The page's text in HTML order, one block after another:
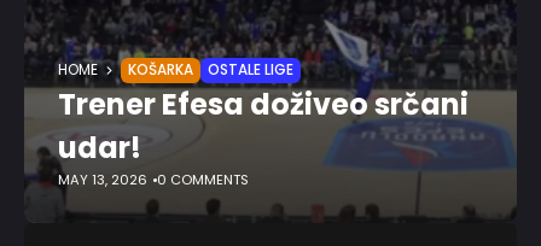
HOME KOŠARKA OSTALE LIGE
Trener Efesa doživeo srčani
udar!
MAY 13, 2026 0 COMMENTS